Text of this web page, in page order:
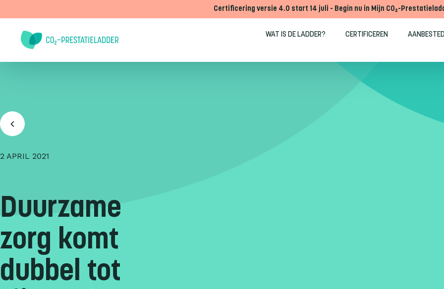
Certificering versie 4.0 start 14 juli - Begin nu in Mijn CO₂-
WAT IS DE LADDER? CERTIFICEREN
2 APRIL 2021
Duurzame
zorg komt
dubbel tot